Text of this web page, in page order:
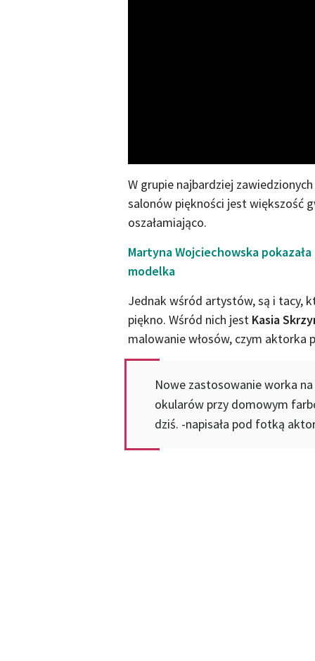
W grupie najbardziej
salonów piękności jest większość
oszałamiająco.
Martyna Wojciechowska
modelka
Jednak wśród artystów, są i tacy,
piękno. Wśród nich jest Kasia
malowanie włosów, czym aktorka
Nowe zastosowanie worka
okularów przy domowym
dziś. -napisała pod fotką